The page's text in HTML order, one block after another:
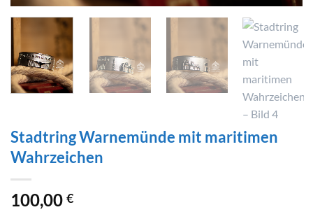
Stadtring Warnemünde mit maritimen
Wahrzeichen
100,00 €